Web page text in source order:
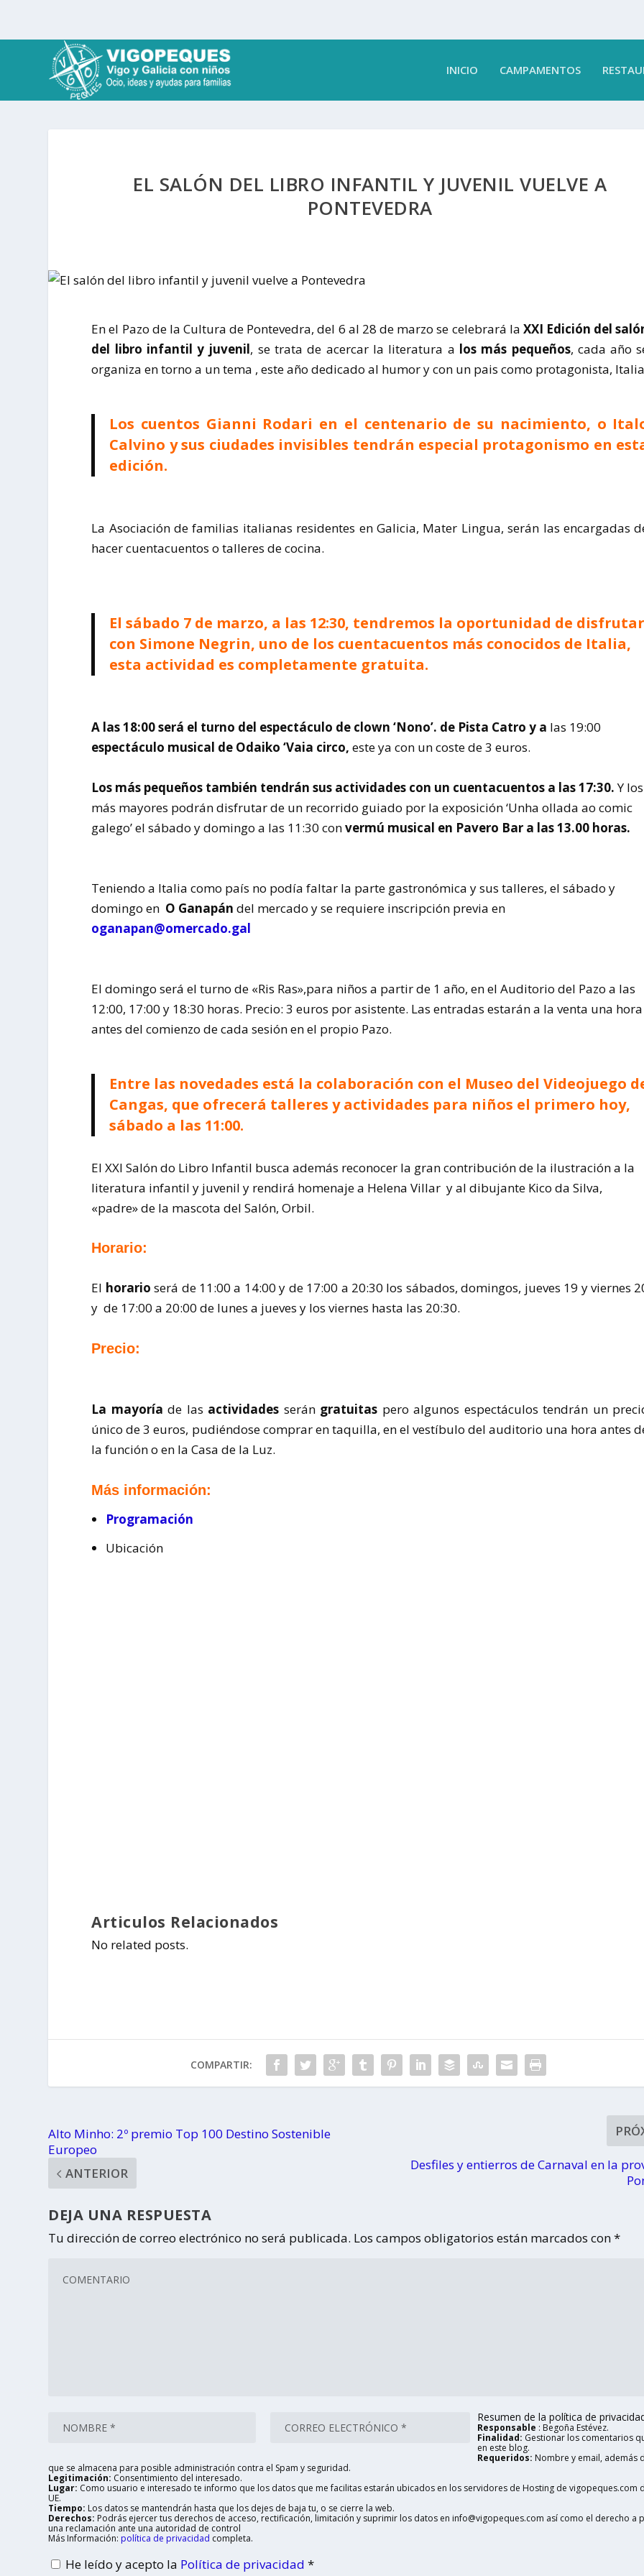
INICIO CAMPAMENTOS
EL SALÓN DEL LIBRO INFANTIL Y JUVENIL VUELVE A
PONTEVEDRA
En el Pazo de la Cultura de Pontevedra, del 6 al 28 de marzo se celebrará la XXI Edición del
del libro infantil y juvenil, se trata de acercar la literatura a los más pequeños, cada año
organiza en torno a un tema , este año dedicado al humor y con un pais como protagonista,
Los cuentos Gianni Rodari en el centenario de su nacimiento, o
Calvino y sus ciudades invisibles tendrán especial protagonismo en
edición.
La Asociación de familias italianas residentes en Galicia, Mater Lingua, serán las encargadas
hacer cuentacuentos o talleres de cocina.
El sábado 7 de marzo, a las 12:30, tendremos la oportunidad de
con Simone Negrin, uno de los cuentacuentos más conocidos de Italia,
esta actividad es completamente gratuita.
A las 18:00 será el turno del espectáculo de clown ‘Nono’. de Pista Catro y a las 19:00
espectáculo musical de Odaiko ‘Vaia circo, este ya con un coste de 3 euros.
Los más pequeños también tendrán sus actividades con un cuentacuentos a las 17:30.Y los
más mayores podrán disfrutar de un recorrido guiado por la exposición ‘Unha ollada ao comic
galego’ el sábado y domingo a las 11:30 convermú musical en Pavero Bar a las 13.00 horas.
Teniendo a Italia como país no podía faltar la parte gastronómica y sus talleres, el sábado y
domingo en O Ganapándel mercado y se requiere inscripción previa en
oganapan@omercado.gal
El domingo será el turno de «Ris Ras»,para niños a partir de 1 año, en el Auditorio del Pazo a las
12:00, 17:00 y 18:30 horas. Precio: 3 euros por asistente. Las entradas estarán a la venta una hora
antes del comienzo de cada sesión en el propio Pazo.
Entre las novedades está la colaboración con el Museo del Videojuego
Cangas, que ofrecerá talleres y actividades para niños el primero hoy,
sábado a las 11:00.
El XXI Salón do Libro Infantil busca además reconocer la gran contribución de la ilustración a la
literatura infantil y juvenil y rendirá homenaje a Helena Villar y al dibujante Kico da Silva,
«padre» de la mascota del Salón, Orbil.
Horario:
El horario será de 11:00 a 14:00 y de 17:00 a 20:30 los sábados, domingos, jueves 19 y viernes
y de 17:00 a 20:00 de lunes a jueves y los viernes hasta las 20:30.
Precio:
La mayoría de las actividades serán gratuitas pero algunos espectáculos tendrán un
único de 3 euros, pudiéndose comprar en taquilla, en el vestíbulo del auditorio una hora antes
la función o en la Casa de la Luz.
Más información:
Programación
Ubicación
Articulos Relacionados
No related posts.
COMPARTIR:
Alto Minho: 2º premio Top 100 Destino Sostenible
Europeo
ANTERIOR
Desfiles y entierros de Carnaval en la
DEJA UNA RESPUESTA
Tu dirección de correo electrónico no será publicada. Los campos obligatorios están marcados con*
Resumen de la política de
Responsable : Begoña Estévez.
Finalidad: Gestionar los comentarios
en este blog.
Requeridos: Nombre y email, además
que se almacena para posible administración contra el Spam y seguridad.
Legitimación: Consentimiento del interesado.
Lugar: Como usuario e interesado te informo que los datos que me facilitas estarán ubicados en los servidores de Hosting de vigopeques.com
UE.
Tiempo: Los datos se mantendrán hasta que los dejes de baja tu, o se cierre la web.
Derechos: Podrás ejercer tus derechos de acceso, rectificación, limitación y suprimir los datos en info@vigopeques.com así como el derecho a
una reclamación ante una autoridad de control
Más Información: política de privacidad completa.
He leído y acepto la Política de privacidad*